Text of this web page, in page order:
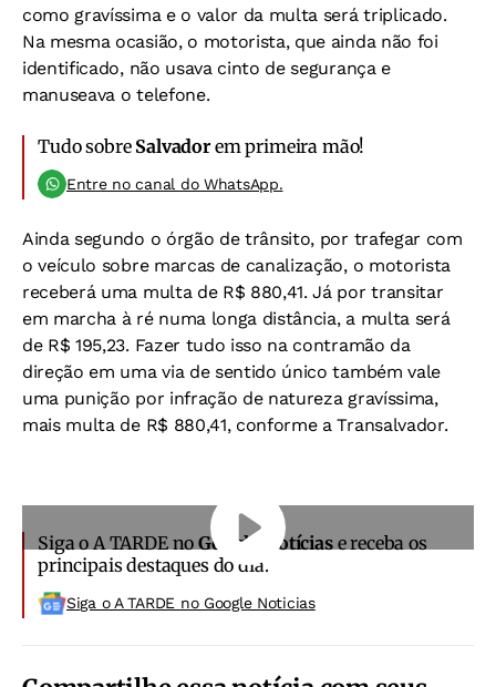
como gravíssima e o valor da multa será triplicado.
Na mesma ocasião, o motorista, que ainda não foi
identificado, não usava cinto de segurança e
manuseava o telefone.
Tudo sobre Salvadorem primeira mão!
Entre no canal do WhatsApp.
Ainda segundo o órgão de trânsito, por trafegar com
o veículo sobre marcas de canalização, o motorista
receberá uma multa de R$ 880,41. Já por transitar
em marcha à ré numa longa distância, a multa será
de R$ 195,23. Fazer tudo isso na contramão da
direção em uma via de sentido único também vale
uma punição por infração de natureza gravíssima,
mais multa de R$ 880,41, conforme a Transalvador.
Siga o A TARDE noGoogle Notíciase receba os
principais destaques do dia.
Siga o A TARDE no Google Noticias